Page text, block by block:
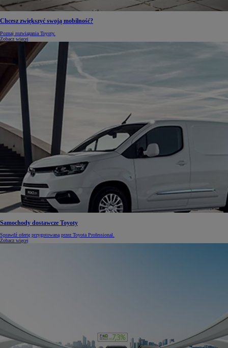
Chcesz zwiększyć swoją mobilność?
Poznaj rozwiązania Toyoty.
Zobacz więcej
Samochody dostawcze Toyoty
Sprawdź ofertę przygotowaną przez Toyota Professional.
Zobacz więcej